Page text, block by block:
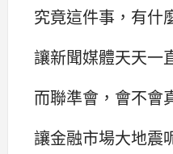
究竟這件事，有什
讓新聞媒體天天一
而聯準會，會不會
讓金融市場大地震